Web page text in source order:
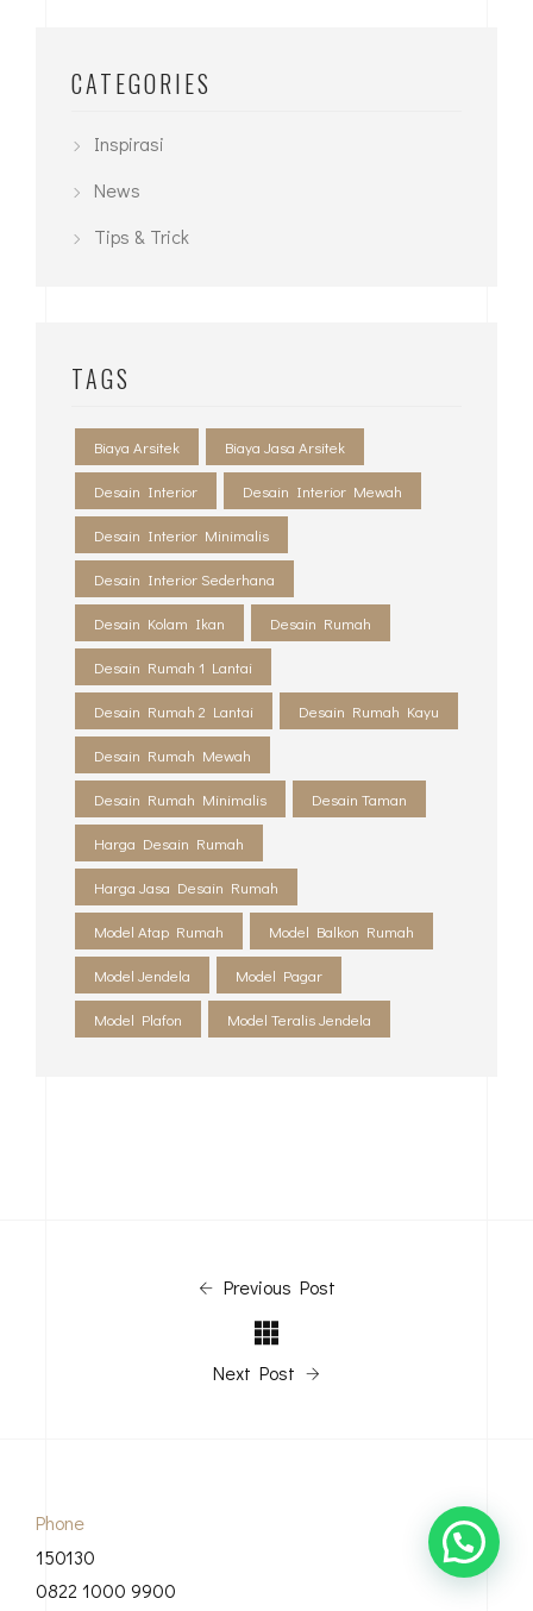
CATEGORIES
Inspirasi
News
Tips & Trick
TAGS
Biaya Arsitek Biaya Jasa Arsitek
Desain Interior Desain Interior Mewah
Desain Interior Minimalis
Desain Interior Sederhana
Desain Kolam Ikan Desain Rumah
Desain Rumah 1 Lantai
Desain Rumah 2 Lantai Desain Rumah Kayu
Desain Rumah Mewah
Desain Rumah Minimalis Desain Taman
Harga Desain Rumah
Harga Jasa Desain Rumah
Model Atap Rumah Model Balkon Rumah
Model Jendela Model Pagar
Model Plafon Model Teralis Jendela
Previous Post
Next Post
Phone
150130
0822 1000 9900